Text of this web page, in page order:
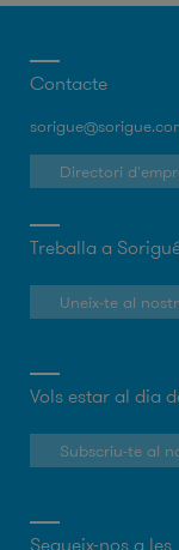
Contacte
Directori
Treballa a
Uneix-te al
Vols estar al dia
Subscriu-te al
Segueix-nos a les